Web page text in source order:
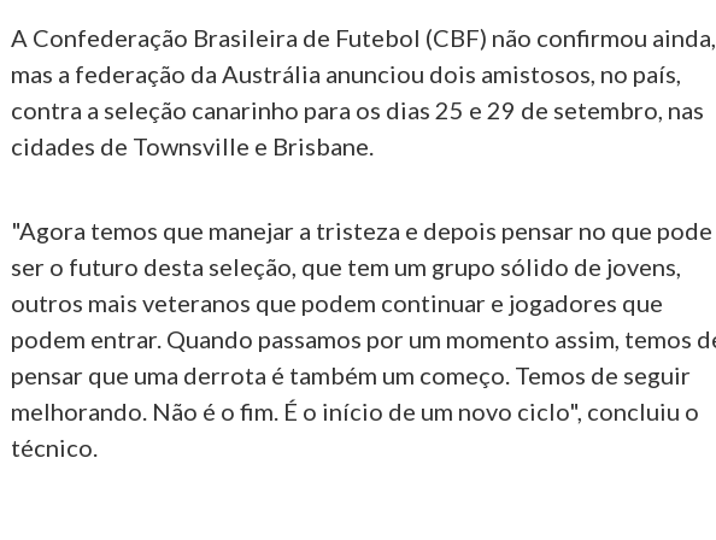
A Confederação Brasileira de Futebol (CBF) não confirmou ainda,
mas a federação da Austrália anunciou dois amistosos, no país,
contra a seleção canarinho para os dias 25 e 29 de setembro, nas
cidades de Townsville e Brisbane.
"Agora temos que manejar a tristeza e depois pensar no que pode
ser o futuro desta seleção, que tem um grupo sólido de jovens,
outros mais veteranos que podem continuar e jogadores que
podem entrar. Quando passamos por um momento assim, temos
pensar que uma derrota é também um começo. Temos de seguir
melhorando. Não é o fim. É o início de um novo ciclo", concluiu o
técnico.